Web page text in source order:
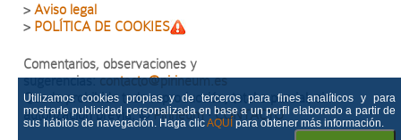
> Aviso legal
> POLÍTICA DE COOKIES
Comentarios, observaciones y
sugerencias:contacto@pirineum.es
Queda prohibida toda reproducción, total o parcial, sin
autorización previa. ©Pirineum·CONTACTO
Utilizamos cookies propias y de terceros para fines analíticos y para
mostrarle publicidad personalizada en base a un perfil elaborado a partir de
sus hábitos de navegación. Haga clicAQUÍ para obtener más información.